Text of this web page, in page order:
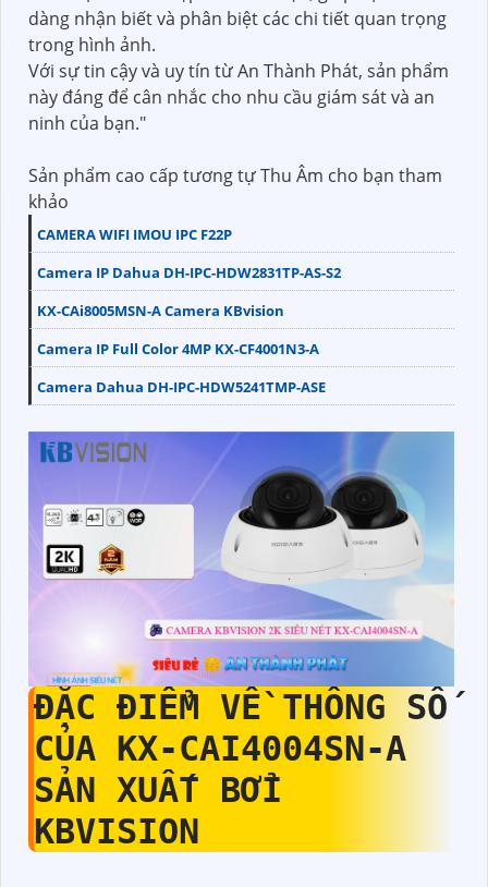
dàng nhận biết và phân biệt các chi tiết quan trọng
trong hình ảnh.
Với sự tin cậy và uy tín từ An Thành Phát, sản phẩm
này đáng để cân nhắc cho nhu cầu giám sát và an
ninh của bạn."
Sản phẩm cao cấp tương tự Thu Âm cho bạn tham
khảo
CAMERA WIFI IMOU IPC F22P
Camera IP Dahua DH-IPC-HDW2831TP-AS-S2
KX-CAi8005MSN-A Camera KBvision
Camera IP Full Color 4MP KX-CF4001N3-A
Camera Dahua DH-IPC-HDW5241TMP-ASE
ĐẶC ĐIỂM VỀ THÔNG SỐ
CỦA KX-CAI4004SN-A
SẢN XUẤT BỞI
KBVISION